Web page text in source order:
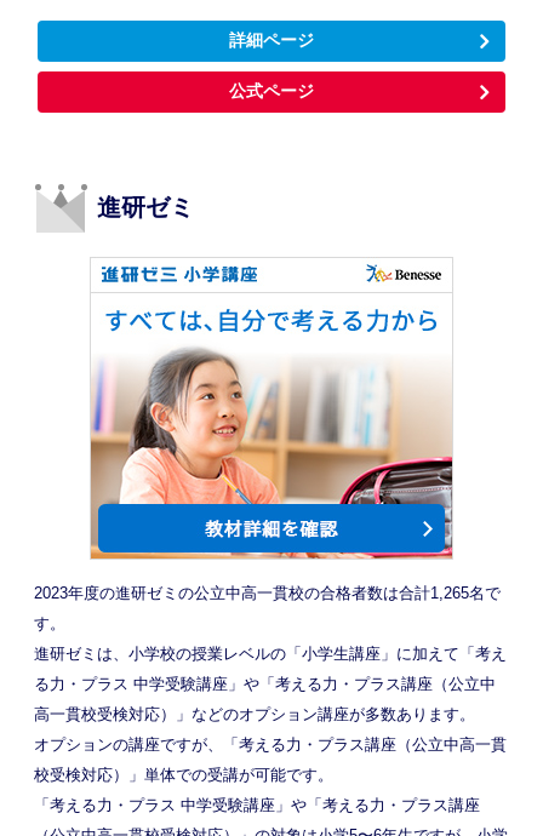
詳細ページ
公式ページ
進研ゼミ
2023年度の進研ゼミの公立中高一貫校の合格者数は合計1,265名で
す。
進研ゼミは、小学校の授業レベルの「小学生講座」に加えて「考え
る力・プラス 中学受験講座」や「考える力・プラス講座（公立中
高一貫校受検対応）」などのオプション講座が多数あります。
オプションの講座ですが、「考える力・プラス講座（公立中高一貫
校受検対応）」単体での受講が可能です。
「考える力・プラス 中学受験講座」や「考える力・プラス講座